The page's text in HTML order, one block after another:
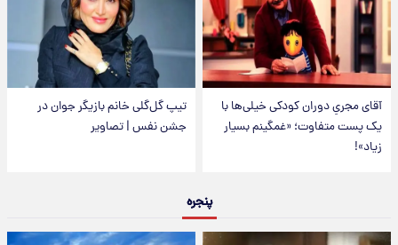
آقای مجریِ دوران کودکی خیلی‌ها با
یک پست متفاوت؛ «غمگینم بسیار
زیاد»!
تیپ گل‌گلی خانم بازیگر جوان در
جشن نفس | تصاویر
پنجره